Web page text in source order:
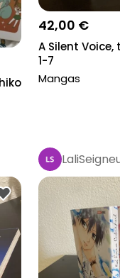
42,00 €
A Silent Voice,
1-7
Mangas